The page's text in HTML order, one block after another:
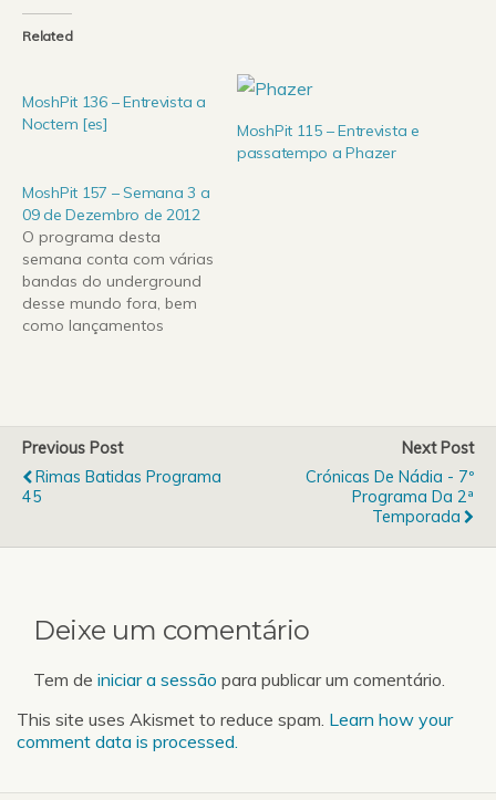
Related
MoshPit 136 – Entrevista a
Noctem [es]
MoshPit 115 – Entrevista e
passatempo a Phazer
MoshPit 157 – Semana 3 a
09 de Dezembro de 2012
O programa desta
semana conta com várias
bandas do underground
desse mundo fora, bem
como lançamentos
esquecidas, onde nesta
semana apresentamos
os Cruz de Ferro, uma
nova banda de heavy
encontra a preparar…
Previous Post
Rimas Batidas Programa
45
Next Post
Crónicas De Nádia - 7º
Programa Da 2ª
Temporada
Deixe um comentário
Tem de iniciar a sessão para publicar um comentário.
This site uses Akismet to reduce spam. Learn how your
comment data is processed.